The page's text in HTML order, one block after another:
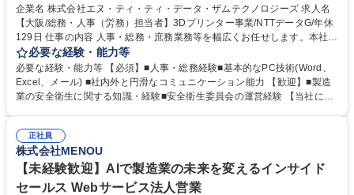
企業名 株式会社エヌ・ティ・ティ・データ・ザムテクノロジーズ 求人名
【大阪/総務・人事（労務）担当者】3Dプリンター事業/NTTデータG/年休
129日 仕事の内容 人事・総務・庶務業務等を幅広くお任せします。本社コ
ーポレート部門と連携しながら、決められた業務だけではなく、社員や現
場を支えるバックオフィス担当として状況に応じて柔軟に対応いただくこ
とを期待します。 【詳細】■入退社手続き、社員情報管理■入社時オリエ
ンテーションの実施■勤怠・各種申請内容の確認■採用業務のサポート■来
生に関する業務等■健康診断、産業医面談、休職・復職手続き等の労務サ
ポート■社内ルールの運用・各種社内案内■その他、拠点運営に関わる管理
部門業務 募集職種 【大阪/総務・人事（労務）担当者】3Dプリンター事
業/NTTデータG/年休129日
必要な経験・能力等
必要な経験・能力等 【必須】■人事・総務経験■基本的なPC技術(Word、
Excel、メール) ■社内外と円滑なコミュニケーション能力 【歓迎】■製造
業の安全衛生に関する知識・経験■安全衛生委員会の運営経験 【当社につ
アが磨けます。 ◎NTTデータグループであり福利厚生は充実しているとと
もに、働き方改革も推進しています。 学歴・資格 学歴：大学院 大学 高専
短大 専修学校 語学力： 資格：
正社員
株式会社MENOU
【未経験歓迎】AIで製造業の未来を変えるインサイド
セールス Webサービス法人営業